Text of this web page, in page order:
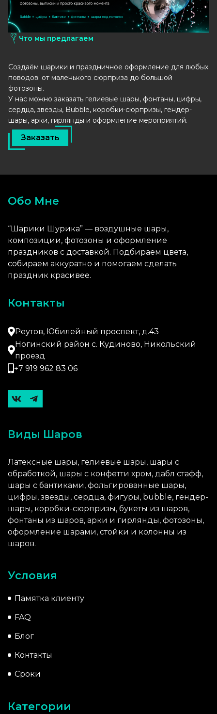
Что мы предлагаем
Создаём шарики и праздничное оформление для любых
поводов: от маленького сюрприза до большой
фотозоны.
У нас можно заказать гелиевые шары, фонтаны, цифры,
сердца, звёзды, Bubble, коробки-сюрпризы, гендер-
шары, арки, гирлянды и оформление мероприятий.
Заказать
Обо Мне
“Шарики Шурика” — воздушные шары,
композиции, фотозоны и оформление
праздников с доставкой. Подбираем цвета,
собираем аккуратно и помогаем сделать
праздник красивее.
Контакты
Реутов, Юбилейный проспект, д.43
Ногинский район с. Кудиново, Никольский
проезд
+7 919 962 83 06
Виды Шаров
Латексные шары, гелиевые шары, шары с
обработкой, шары с конфетти хром, дабл стафф,
шары с бантиками, фольгированные шары,
цифры, звёзды, сердца, фигуры, bubble, гендер-
шары, коробки-сюрпризы, букеты из шаров,
фонтаны из шаров, арки и гирлянды, фотозоны,
оформление шарами, стойки и колонны из
шаров.
Условия
Памятка клиенту
FAQ
Блог
Контакты
Сроки
Категории